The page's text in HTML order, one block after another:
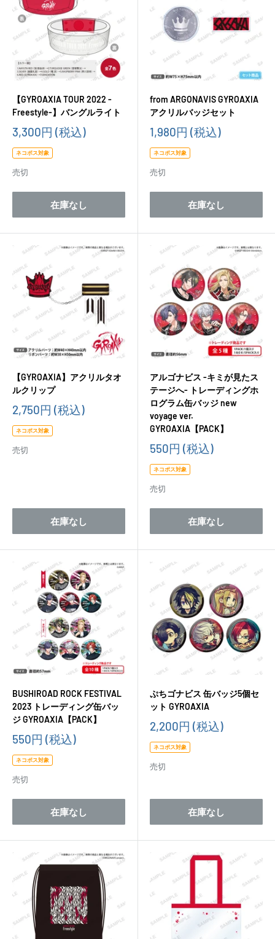
【GYROAXIA TOUR 2022 -
Freestyle-】バングルライト
販
価
格
3,300円 (税込)
ネコポス対象
売切
在庫なし
from ARGONAVIS GYROAXIA
アクリルバッジセット
販
価
格
1,980円 (税込)
ネコポス対象
売切
在庫なし
【GYROAXIA】アクリルタオ
ルクリップ
販
価
格
2,750円 (税込)
ネコポス対象
売切
在庫なし
アルゴナビス -キミが見たス
テージへ- トレーディングホ
ログラム缶バッジ new
voyage ver.
GYROAXIA【PACK】
販
価
格
550円 (税込)
ネコポス対象
売切
在庫なし
BUSHIROAD ROCK FESTIVAL
2023 トレーディング缶バッ
ジ GYROAXIA【PACK】
販
価
格
550円 (税込)
ネコポス対象
売切
在庫なし
ぷちゴナビス 缶バッジ5個セ
ット GYROAXIA
販
価
格
2,200円 (税込)
ネコポス対象
売切
在庫なし